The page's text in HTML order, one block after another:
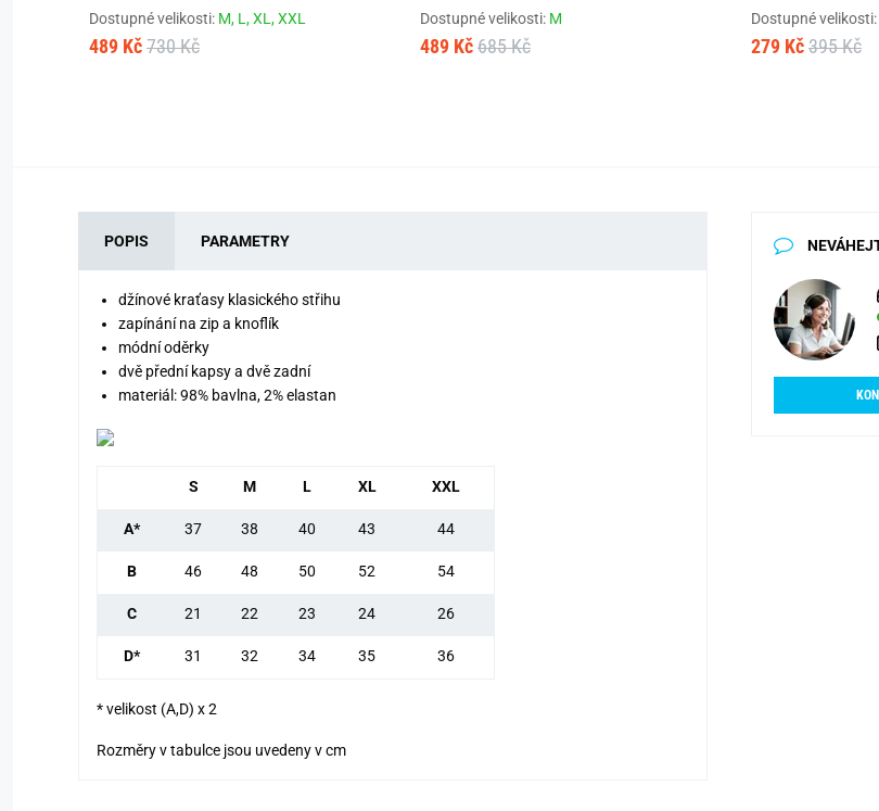
Dostupné velikosti: M, L,XL,XXL
489 Kč 730 Kč
Dostupné velikosti: M
489 Kč 685 Kč
Dostupné velikosti:
279 Kč 395 Kč
POPIS PARAMETRY
džínové kraťasy klasického střihu
zapínání na zip a knoflík
módní oděrky
dvě přední kapsy a dvě zadní
materiál: 98% bavlna, 2% elastan
S M L XL XXL
A* 37 38 40 43 44
B 46 48 50 52 54
C 21 22 23 24 26
D* 31 32 34 35 36
* velikost (A,D) x 2
Rozměry v tabulce jsou uvedeny v cm